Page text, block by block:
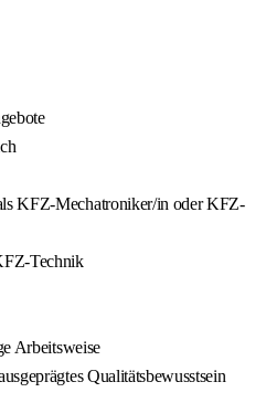
KFZ-Mechatroniker/in oder KFZ-
Technik
Arbeitsweise
Qualitätsbewusstsein